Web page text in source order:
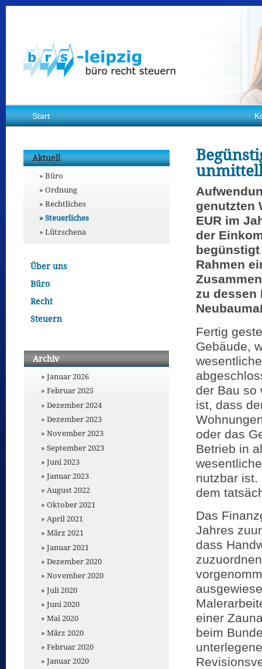
Start
genutzten
EUR im
der
Rahmen
zu dessen
Fertig
Gebäude,
der Bau so
ist, dass
oder das
Betrieb in
nutzbar
dem
Das
Jahres
dass
einer
beim
Aktuell
Büro
Ordnung
Rechtliches
Steuerliches
Lützschena
Über uns
Büro
Recht
Steuern
Archiv
Januar 2026
Februar 2025
Dezember 2024
Dezember 2023
November 2023
September 2023
Juni 2023
Januar 2023
August 2022
Oktober 2021
April 2021
März 2021
Januar 2021
Dezember 2020
November 2020
Juli 2020
Juni 2020
Mai 2020
März 2020
Februar 2020
Januar 2020